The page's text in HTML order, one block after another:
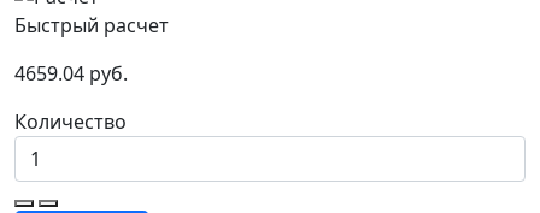
Быстрый расчет
4659.04 руб.
Количество